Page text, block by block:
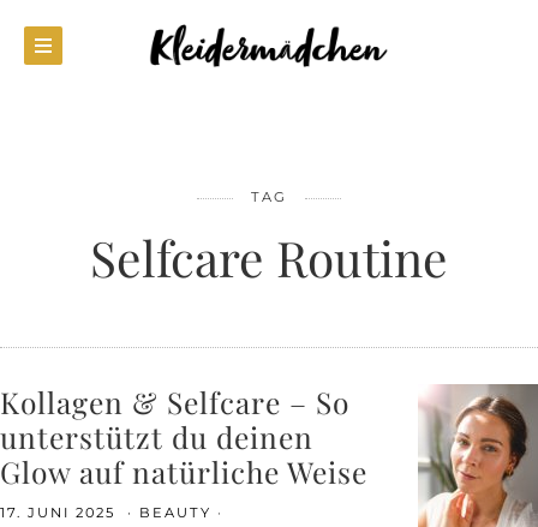
TAG
Selfcare Routine
Kollagen & Selfcare – So
unterstützt du deinen
Glow auf natürliche Weise
17. JUNI 2025
BEAUTY